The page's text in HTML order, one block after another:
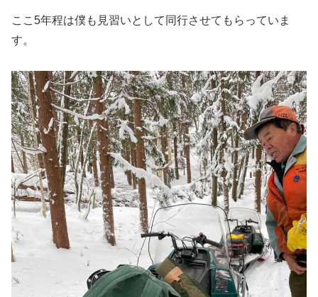
ここ5年程は僕も見習いとして同行させてもらっていま
す。